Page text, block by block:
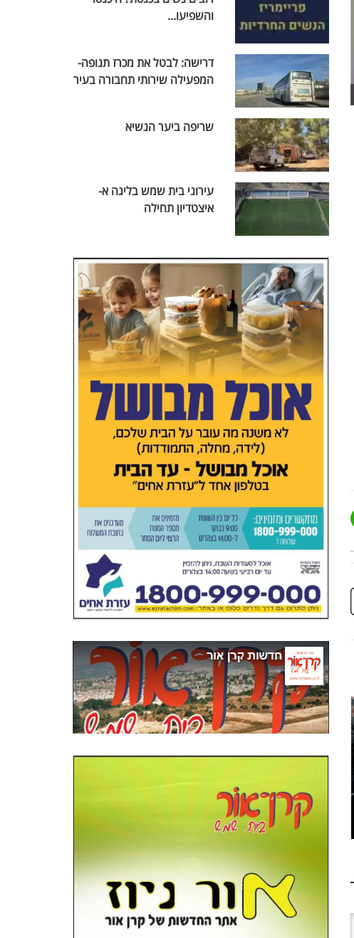
והשפיעו...
דרישה: לבטל את מכרז תנופה-
המפעילה שירותי תחבורה בעיר
שריפה ביער הנשיא
עירוני בית שמש בליגה א-
איצטדיון תחילה